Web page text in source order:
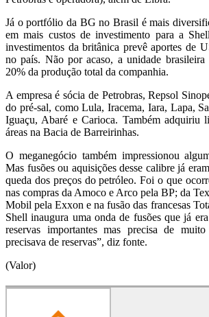
Já o portfólio da BG no Brasil é mais
em mais custos de investimento para a
investimentos da britânica prevê aportes de
no país. Não por acaso, a unidade
20% da produção total da companhia.
A empresa é sócia de Petrobras, Repsol
do pré-sal, como Lula, Iracema, Iara, Lapa,
Iguaçu, Abaré e Carioca. Também adquiriu
áreas na Bacia de Barreirinhas.
O meganegócio também impressionou
Mas fusões ou aquisições desse calibre já
queda dos preços do petróleo. Foi o que
nas compras da Amoco e Arco pela BP; da
Mobil pela Exxon e na fusão das francesas
Shell inaugura uma onda de fusões que já
reservas importantes mas precisa de
precisava de reservas”, diz fonte.
(Valor)